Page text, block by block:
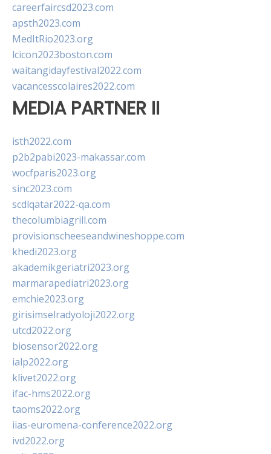
careerfaircsd2023.com
apsth2023.com
MedItRio2023.org
lcicon2023boston.com
waitangidayfestival2022.com
vacancesscolaires2022.com
MEDIA PARTNER II
isth2022.com
p2b2pabi2023-makassar.com
wocfparis2023.org
sinc2023.com
scdlqatar2022-qa.com
thecolumbiagrill.com
provisionscheeseandwineshoppe.com
khedi2023.org
akademikgeriatri2023.org
marmarapediatri2023.org
emchie2023.org
girisimselradyoloji2022.org
utcd2022.org
biosensor2022.org
ialp2022.org
klivet2022.org
ifac-hms2022.org
taoms2022.org
iias-euromena-conference2022.org
ivd2022.org